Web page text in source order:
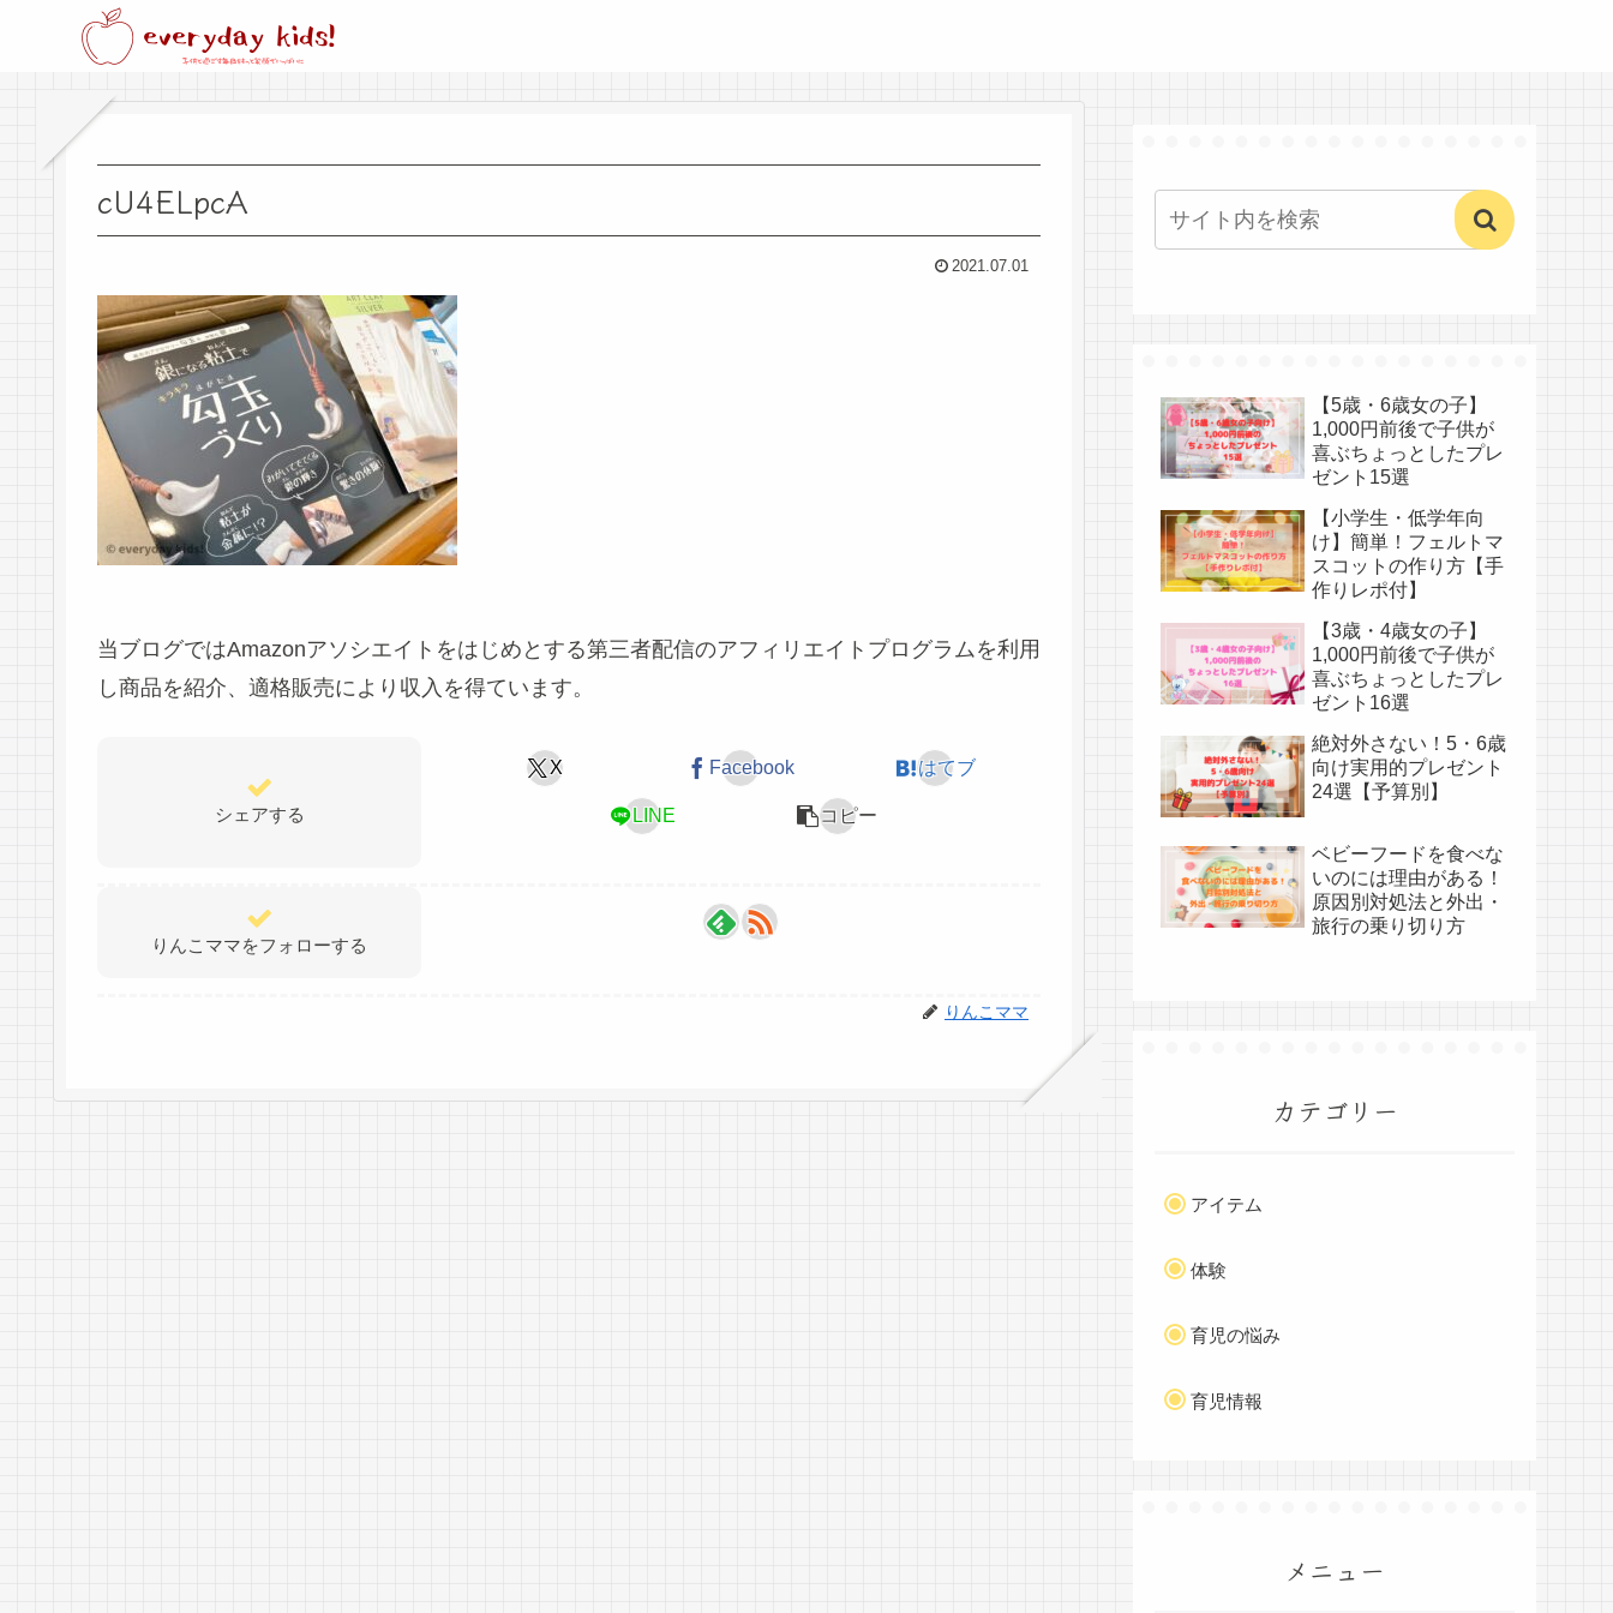
cU4ELpcA
2021.07.01
当ブログではAmazonアソシエイトをはじめとする第三者配信のアフィリエイトプログラムを利用
し商品を紹介、適格販売により収入を得ています。
シェアする
X Facebook はてブ
LINE コピー
りんこママをフォローする
りんこママ
【5歳・6歳女の子】
1,000円前後で子供が
喜ぶちょっとしたプレ
ゼント15選
【小学生・低学年向
け】簡単！フェルトマ
スコットの作り方【手
作りレポ付】
【3歳・4歳女の子】
1,000円前後で子供が
喜ぶちょっとしたプレ
ゼント16選
絶対外さない！5・6歳
向け実用的プレゼント
24選【予算別】
ベビーフードを食べな
いのには理由がある！
原因別対処法と外出・
旅行の乗り切り方
カテゴリー
アイテム
体験
育児の悩み
育児情報
メニュー